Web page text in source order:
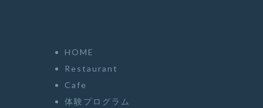
HOME
Restaurant
Cafe
体験プログラム